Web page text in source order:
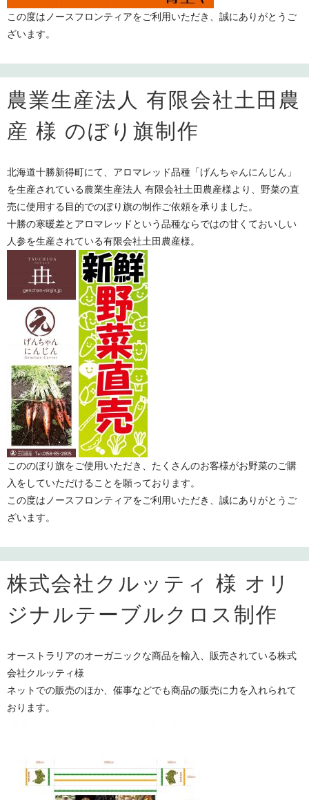
この度はノースフロンティアをご利用いただき、誠にありがとうご
ざいます。
農業生産法人 有限会社土田農
産 様 のぼり旗制作
北海道十勝新得町にて、アロマレッド品種「げんちゃんにんじん」
を生産されている農業生産法人 有限会社土田農産様より、野菜の直
売に使用する目的でのぼり旗の制作ご依頼を承りました。
十勝の寒暖差とアロマレッドという品種ならではの甘くておいしい
人参を生産されている有限会社土田農産様。
こののぼり旗をご使用いただき、たくさんのお客様がお野菜のご購
入をしていただけることを願っております。
この度はノースフロンティアをご利用いただき、誠にありがとうご
ざいます。
株式会社クルッティ 様 オリ
ジナルテーブルクロス制作
オーストラリアのオーガニックな商品を輸入、販売されている株式
会社クルッティ様
ネットでの販売のほか、催事などでも商品の販売に力を入れられて
おります。